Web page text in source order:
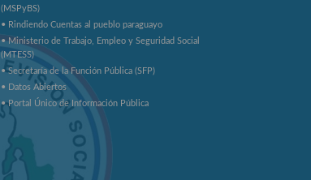
(MSPyBS)
• Rindiendo Cuentas al pueblo paraguayo
• Ministerio de Trabajo, Empleo y Seguridad Social
(MTESS)
• Secretaría de la Función Pública (SFP)
• Datos Abiertos
• Portal Único de Información Pública